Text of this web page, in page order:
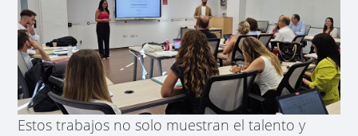
Estos trabajos no solo muestran el talento y